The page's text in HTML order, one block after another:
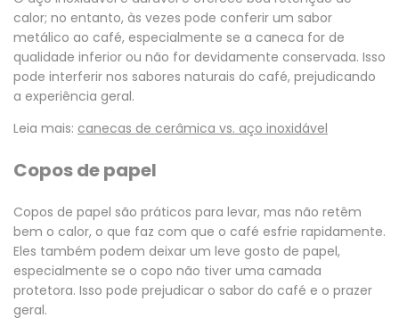
calor; no entanto, às vezes pode conferir um sabor
metálico ao café, especialmente se a caneca for de
qualidade inferior ou não for devidamente conservada. Isso
pode interferir nos sabores naturais do café, prejudicando
a experiência geral.
Leia mais: canecas de cerâmica vs. aço inoxidável
Copos de papel
Copos de papel são práticos para levar, mas não retêm
bem o calor, o que faz com que o café esfrie rapidamente.
Eles também podem deixar um leve gosto de papel,
especialmente se o copo não tiver uma camada
protetora. Isso pode prejudicar o sabor do café e o prazer
geral.